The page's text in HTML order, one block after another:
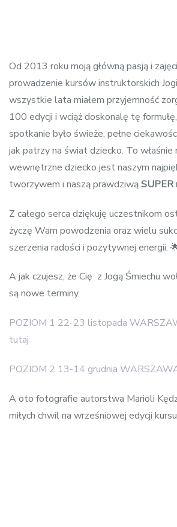
Od 2013 roku moją główną pasją i
prowadzenie kursów instruktorskich
wszystkie lata miałem przyjemność
100 edycji i wciąż doskonalę tę
spotkanie było świeże, pełne
jak patrzy na świat dziecko. To właśnie
wewnętrzne dziecko jest naszym
tworzywem i naszą prawdziwąSUPER
Z całego serca dziękuję uczestnikom
życzę Wam powodzenia oraz wielu
szerzenia radości i pozytywnej energii.
A jak czujesz, że Cię z Jogą Śmiechu
są nowe terminy.
POZIOM 1 22-23 listopada
tutaj
POZIOM 2 13-14 grudnia
A oto fotografie autorstwa Marioli
miłych chwil na wrześniowej edycji
navigation